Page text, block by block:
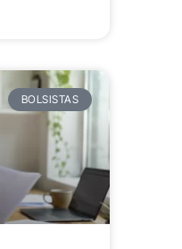
BOLSISTAS